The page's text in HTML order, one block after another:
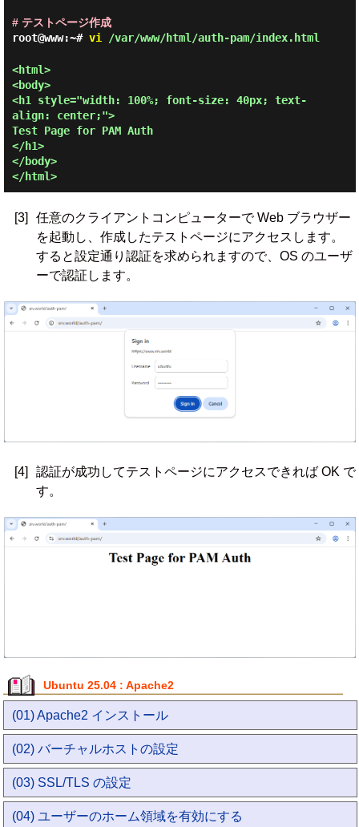
# テストページ作成
root@www:~# vi /var/www/html/auth-pam/index.html
<html>
<body>
<h1 style="width: 100%; font-size: 40px; text-
align: center;">
Test Page for PAM Auth
</h1>
</body>
</html>
[3]
任意のクライアントコンピューターで Web ブラウザー
を起動し、作成したテストページにアクセスします。
すると設定通り認証を求められますので、OS のユーザ
ーで認証します。
[4]
認証が成功してテストページにアクセスできれば OK で
す。
Ubuntu 25.04 : Apache2
(01) Apache2 インストール
(02) バーチャルホストの設定
(03) SSL/TLS の設定
(04) ユーザーのホーム領域を有効にする